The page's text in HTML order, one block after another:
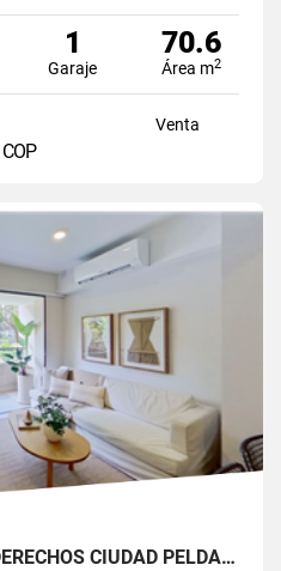
1
Garaje
70.6
Área m2
Venta
COP
[BV] VENTA CESIÓN DE DERECHOS CIUDAD PELDAR, ENVIGADO